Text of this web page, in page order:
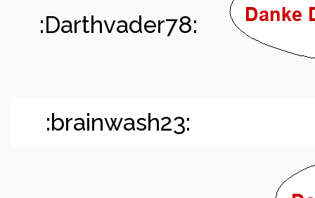
:Darthvader78:
:brainwash23: